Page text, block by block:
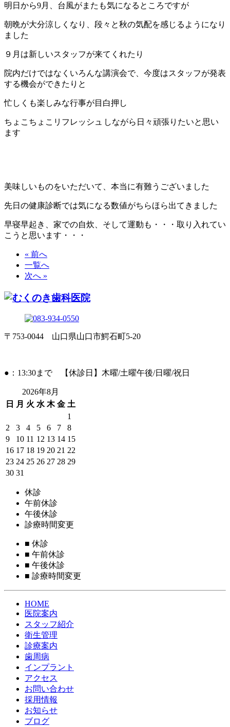
明日から9月、台風がまたも気になるところですが
朝晩が大分涼しくなり、段々と秋の気配を感じるようになり
ました
９月は新しいスタッフが来てくれたり
院内だけではなくいろんな講演会で、今度はスタッフが発表
する機会ができたりと
忙しくも楽しみな行事が目白押し
ちょこちょこリフレッシュ しながら日々頑張りたいと思い
ます
美味しいものをいただいて、本当に有難うございました
先日の健康診断では気になる数値がちらほら出てきました
早寝早起き、家での自炊、そして運動も・・・取り入れてい
こうと思います・・・
« 前へ
一覧へ
次へ »
〒753-0044 山口県山口市鰐石町5-20
●：13:30まで 【休診日】木曜/土曜午後/日曜/祝日
2026年8月
日
月 火 水 木 金 土
1
2
3 4 5 6 7
8
9
10 11 12 13 14 15
16 17 18 19 20 21 22
23 24 25 26 27 28 29
30 31
休診
午前休診
午後休診
診療時間変更
■ 休診
■ 午前休診
■ 午後休診
■ 診療時間変更
HOME
医院案内
スタッフ紹介
衛生管理
診療案内
歯周病
インプラント
アクセス
お問い合わせ
採用情報
お知らせ
ブログ